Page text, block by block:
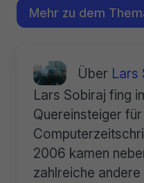
Mehr zu dem
Über Lars
Lars Sobiraj fing
Quereinsteiger
2006 kamen
zahlreiche